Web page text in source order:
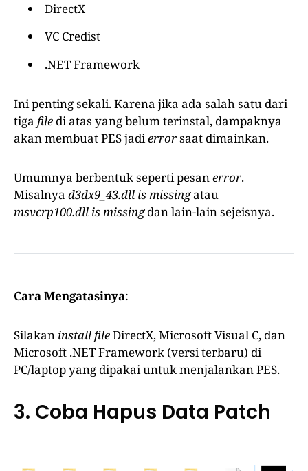
DirectX
VC Credist
.NET Framework
Ini penting sekali. Karena jika ada salah satu dari
tiga file di atas yang belum terinstal, dampaknya
akan membuat PES jadi errorsaat dimainkan.
Umumnya berbentuk seperti pesan error.
Misalnya d3dx9_43.dll is missingatau
msvcrp100.dll is missingdan lain-lain sejeisnya.
Cara Mengatasinya:
Silakan install fileDirectX, Microsoft Visual C, dan
Microsoft .NET Framework (versi terbaru) di
PC/laptop yang dipakai untuk menjalankan PES.
3. Coba Hapus Data Patch